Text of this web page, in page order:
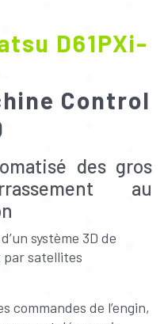
D61PXi-
Control
des gros
au
système 3D de
par satellites
commandes de l’engin,